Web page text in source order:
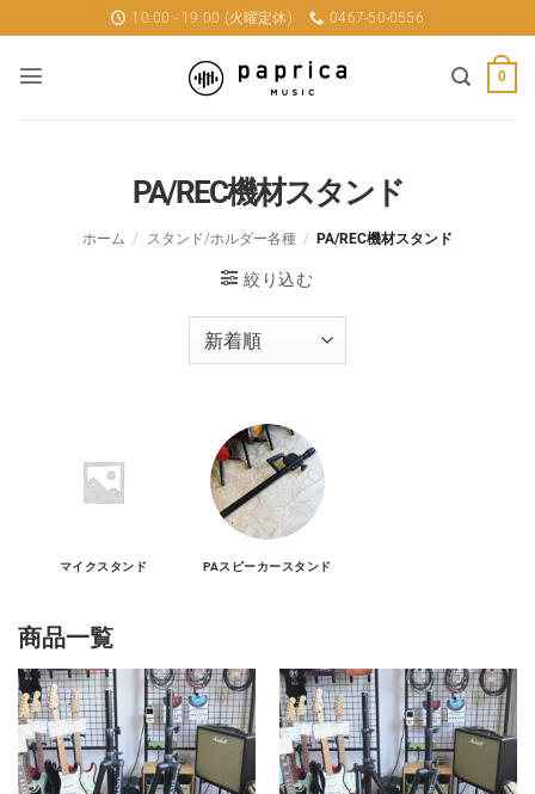
to
content
10:00 - 19:00 (火曜定休) 0467-50-0556
0
PA/REC機材スタンド
ホーム / スタンド/ホルダー各種 / PA/REC機材スタンド
絞り込む
マイクスタンド PAスピーカースタンド
商品一覧